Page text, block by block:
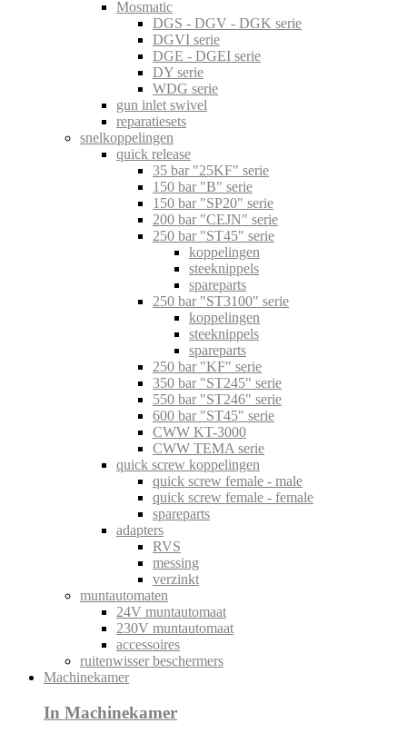
Mosmatic
DGS - DGV - DGK serie
DGVI serie
DGE - DGEI serie
DY serie
WDG serie
gun inlet swivel
reparatiesets
snelkoppelingen
quick release
35 bar "25KF" serie
150 bar "B" serie
150 bar "SP20" serie
200 bar "CEJN" serie
250 bar "ST45" serie
koppelingen
steeknippels
spareparts
250 bar "ST3100" serie
koppelingen
steeknippels
spareparts
250 bar "KF" serie
350 bar "ST245" serie
550 bar "ST246" serie
600 bar "ST45" serie
CWW KT-3000
CWW TEMA serie
quick screw koppelingen
quick screw female - male
quick screw female - female
spareparts
adapters
RVS
messing
verzinkt
muntautomaten
24V muntautomaat
230V muntautomaat
accessoires
ruitenwisser beschermers
Machinekamer
In Machinekamer